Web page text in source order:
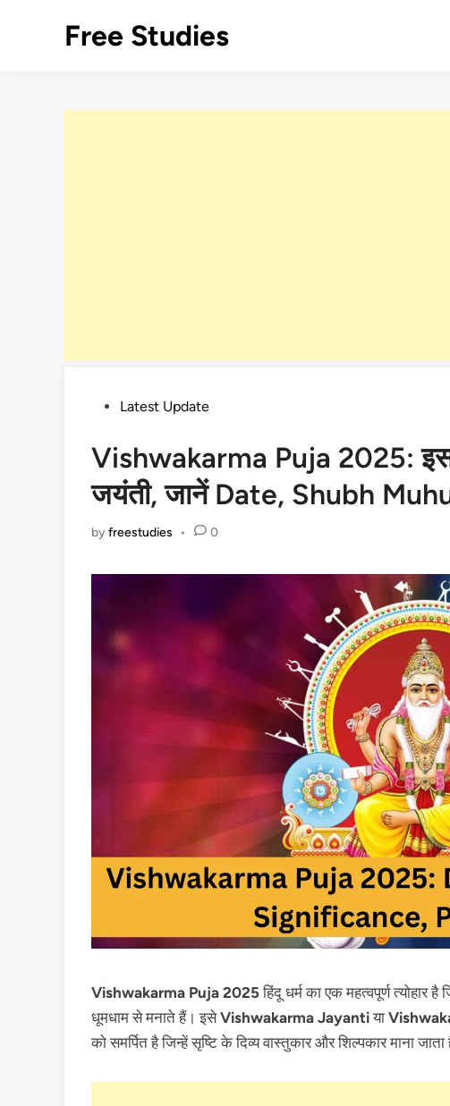
Free Studies
PostedLatest Update
Vishwakarma Puja 2025: इस
जयंती, जानें Date, Shubh
byfreestudies • 0
Vishwakarma Puja 2025हिंदू धर्म का एक महत्वपूर्ण
धूमधाम से मनाते हैं। इसेVishwakarma Jayantiया
को समर्पित है जिन्हें सृष्टि के दिव्य वास्तुकार और शिल्पकार माना जाता